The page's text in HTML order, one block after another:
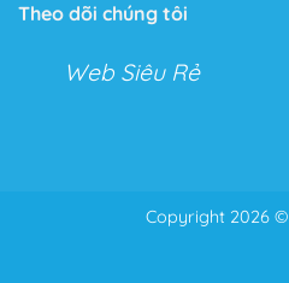
Theo dõi chúng tôi
Web Siêu Rẻ
Copyright 2026 ©